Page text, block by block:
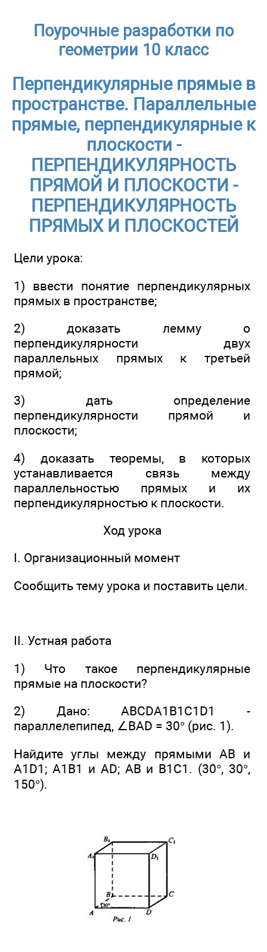
Поурочные разработки по
геометрии 10 класс
Перпендикулярные прямые в
пространстве. Параллельные
прямые, перпендикулярные к
плоскости -
ПЕРПЕНДИКУЛЯРНОСТЬ
ПРЯМОЙ И ПЛОСКОСТИ -
ПЕРПЕНДИКУЛЯРНОСТЬ
ПРЯМЫХ И ПЛОСКОСТЕЙ
Цели урока:
1) ввести понятие перпендикулярных
прямых в пространстве;
2) доказать лемму о
перпендикулярности двух
параллельных прямых к третьей
прямой;
3) дать определение
перпендикулярности прямой и
плоскости;
4) доказать теоремы, в которых
устанавливается связь между
параллельностью прямых и их
перпендикулярностью к плоскости.
Ход урока
I. Организационный момент
Сообщить тему урока и поставить цели.
II. Устная работа
1) Что такое перпендикулярные
прямые на плоскости?
2) Дано: ABCDA1B1C1D1 -
параллелепипед, ∠BAD = 30° (рис. 1).
Найдите углы между прямыми АВ и
A1D1; А1В1 и AD; АВ и B1С1. (30°, 30°,
150°).